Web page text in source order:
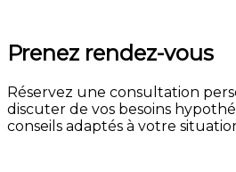
Prenez rendez-vous
Réservez une consultation
discuter de vos besoins
conseils adaptés à votre